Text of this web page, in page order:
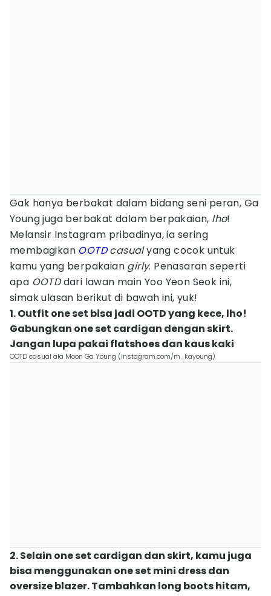
Gak hanya berbakat dalam bidang seni peran, Ga
Young juga berbakat dalam berpakaian, lho!
Melansir Instagram pribadinya, ia sering
membagikan OOTD casualyang cocok untuk
kamu yang berpakaian girly. Penasaran seperti
apa OOTDdari lawan main Yoo Yeon Seok ini,
simak ulasan berikut di bawah ini, yuk!
1. Outfit one set bisa jadi OOTD yang kece, lho!
Gabungkan one set cardigan dengan skirt.
Jangan lupa pakai flatshoes dan kaus kaki
OOTD casual ala Moon Ga Young (instagram.com/m_kayoung)
2. Selain one set cardigan dan skirt, kamu juga
bisa menggunakan one set mini dress dan
oversize blazer. Tambahkan long boots hitam,